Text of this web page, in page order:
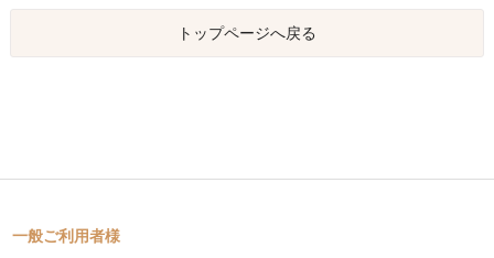
トップページへ戻る
一般ご利用者様